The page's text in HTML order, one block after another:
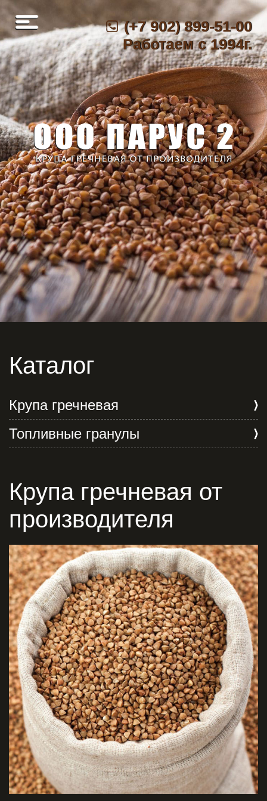
(+7 902) 899-51-00
Работаем с 1994г.
Каталог
Крупа гречневая
Топливные гранулы
Крупа гречневая от
производителя